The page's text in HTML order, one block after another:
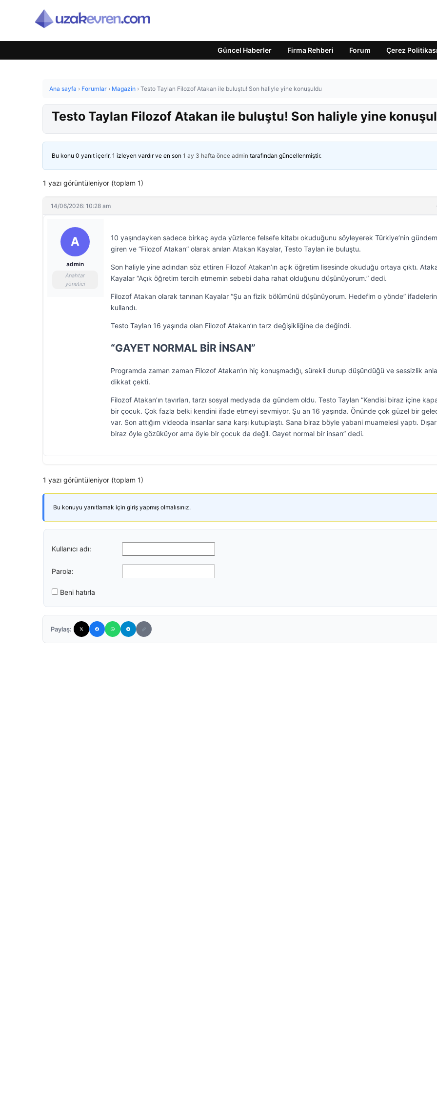
Güncel Haberler Firma Rehberi Forum Çerez Politikası
Ana sayfa › Forumlar › Magazin › Testo Taylan Filozof Atakan ile buluştu! Son haliyle yine konuşuldu
Testo Taylan Filozof Atakan ile buluştu! Son haliyle yine
Bu konu 0 yanıt içerir, 1 izleyen vardır ve en son 1 ay 3 hafta önce admin tarafından güncellenmiştir.
1 yazı görüntüleniyor (toplam 1)
14/06/2026: 10:28 am
A
admin
Anahtar
yönetici
10 yaşındayken sadece birkaç ayda yüzlerce felsefe kitabı okuduğunu söyleyerek Türkiye’nin
giren ve “Filozof Atakan” olarak anılan Atakan Kayalar, Testo Taylan ile buluştu.
Son haliyle yine adından söz ettiren Filozof Atakan’ın açık öğretim lisesinde okuduğu ortaya çıktı.
Kayalar “Açık öğretim tercih etmemin sebebi daha rahat olduğunu düşünüyorum.” dedi.
Filozof Atakan olarak tanınan Kayalar “Şu an fizik bölümünü düşünüyorum. Hedefim o yönde”
kullandı.
Testo Taylan 16 yaşında olan Filozof Atakan’ın tarz değişikliğine de değindi.
“GAYET NORMAL BİR İNSAN”
Programda zaman zaman Filozof Atakan’ın hiç konuşmadığı, sürekli durup düşündüğü ve sessizlik
dikkat çekti.
Filozof Atakan’ın tavırları, tarzı sosyal medyada da gündem oldu. Testo Taylan “Kendisi biraz içine
bir çocuk. Çok fazla belki kendini ifade etmeyi sevmiyor. Şu an 16 yaşında. Önünde çok güzel bir
var. Son attığım videoda insanlar sana karşı kutuplaştı. Sana biraz böyle yabani muamelesi yaptı.
biraz öyle gözüküyor ama öyle bir çocuk da değil. Gayet normal bir insan” dedi.
1 yazı görüntüleniyor (toplam 1)
Bu konuyu yanıtlamak için giriş yapmış olmalısınız.
Kullanıcı adı:
Parola:
Beni hatırla
Paylaş: